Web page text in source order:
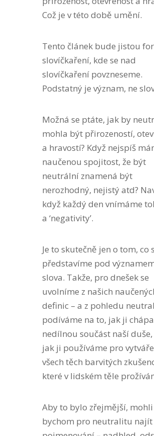
Což je v této době umění.
Tento článek bude jistou
slovíčkaření, kde se nad
slovíčkaření povzneseme.
Podstatný je význam, ne
Možná se ptáte, jak by
mohla být přirozeností,
a hravostí? Když nejspíš
naučenou spojitost, že být
neutrální znamená být
nerozhodný, nejistý atd?
když každý den vnímáme
a ‘negativity’.
Je to skutečně jen o tom, co
představíme pod
slova. Takže, pro dnešek se
uvolníme z našich
definic – a z pohledu
podíváme na to, jak ji
nedílnou součást naší
jak ji používáme pro
všech těch barvitých
které v lidském těle
Aby to bylo zřejmější, mohli
bychom pro neutralitu najít